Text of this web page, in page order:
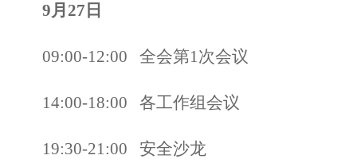
9月 27 日
09:00-12:00 全会第1次会议
14:00-18:00 各工作组会议
19:30-21:00 安全沙龙